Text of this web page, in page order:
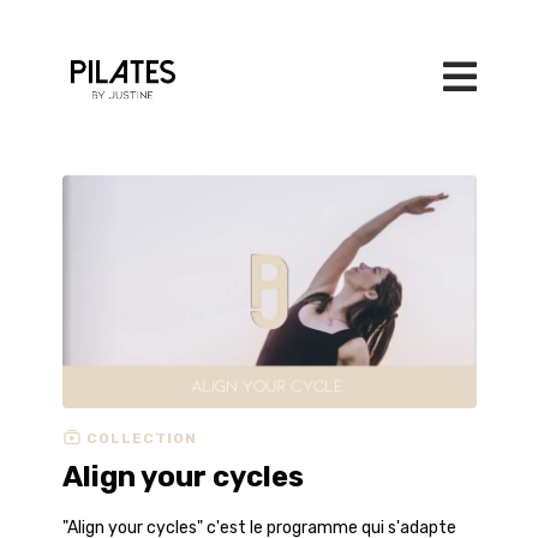
COLLECTION
Align your cycles
"Align your cycles" c'est le programme qui s'adapte